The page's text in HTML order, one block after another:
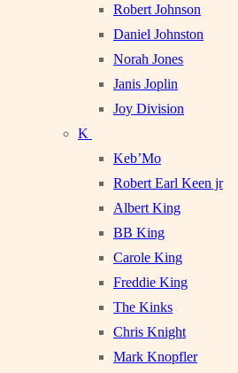
Robert Johnson
Daniel Johnston
Norah Jones
Janis Joplin
Joy Division
K
Keb’Mo
Robert Earl Keen jr
Albert King
BB King
Carole King
Freddie King
The Kinks
Chris Knight
Mark Knopfler